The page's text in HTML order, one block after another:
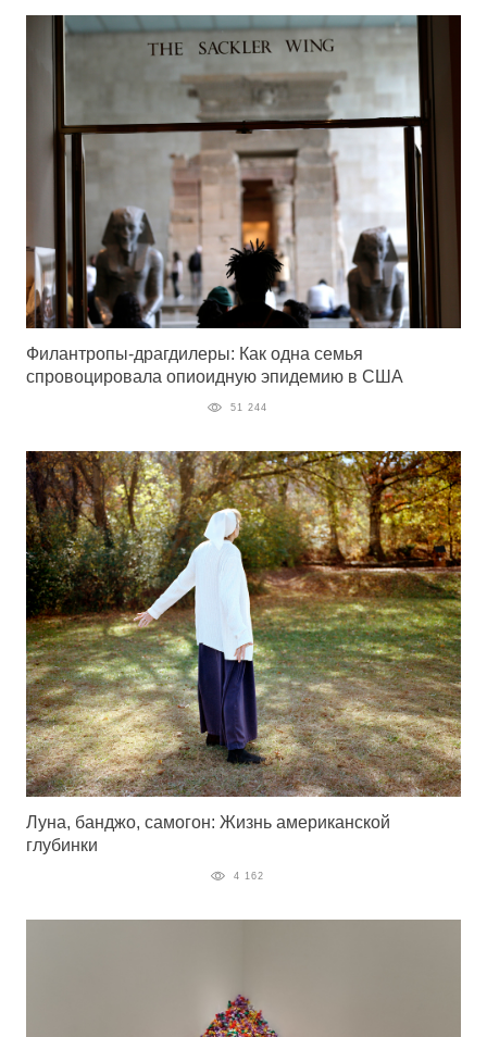
Филантропы-драгдилеры: Как одна семья
спровоцировала опиоидную эпидемию в США
51 244
Луна, банджо, самогон: Жизнь американской
глубинки
4 162